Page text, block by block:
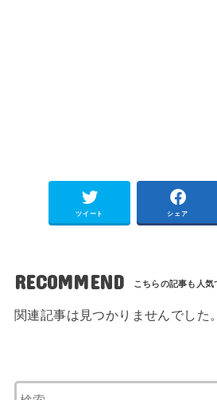
ツイート シェア
RECOMMEND
関連記事は見つかりませんでした。